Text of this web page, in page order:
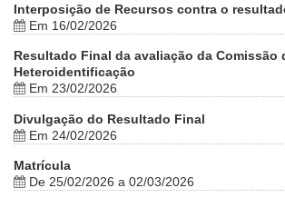
Interposição de Recursos contra o
Em 16/02/2026
Resultado Final da avaliação da Comissão
Heteroidentificação
Em 23/02/2026
Divulgação do Resultado Final
Em 24/02/2026
Matrícula
De 25/02/2026 a 02/03/2026